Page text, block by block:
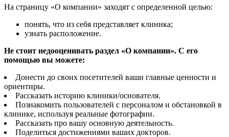
На страницу «О компании» заходят с определенной целью:
понять, что из себя представляет клиника;
узнать расположение.
Не стоит недооценивать раздел «О компании». С его
помощью вы можете:
Донести до своих посетителей ваши главные ценности и
ориентиры.
Рассказать историю клиники/основателя.
Познакомить пользователей с персоналом и обстановкой в
клинике, используя реальные фотографии.
Рассказать про вашу основную деятельность.
Поделиться достижениями ваших докторов.